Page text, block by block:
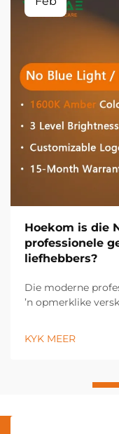
Hoekom is die
professionele
liefhebbers?
Die moderne
’n opmerklike
verskeidenheid
KYK MEER